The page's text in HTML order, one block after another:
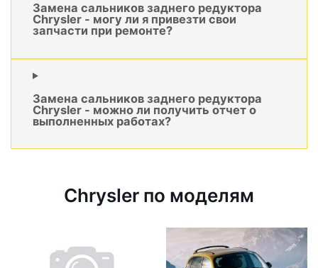
Замена сальников заднего редуктора
Chrysler - могу ли я привезти свои
запчасти при ремонте?
Замена сальников заднего редуктора
Chrysler - можно ли получить отчет о
выполненных работах?
Chrysler по моделям